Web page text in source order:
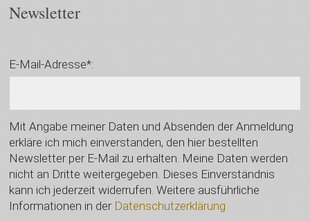
Newsletter
E-Mail-Adresse*:
Mit Angabe meiner Daten und Absenden der Anmeldung
erkläre ich mich einverstanden, den hier bestellten
Newsletter per E-Mail zu erhalten. Meine Daten werden
nicht an Dritte weitergegeben. Dieses Einverständnis
kann ich jederzeit widerrufen. Weitere ausführliche
Informationen in der Datenschutzerklärung